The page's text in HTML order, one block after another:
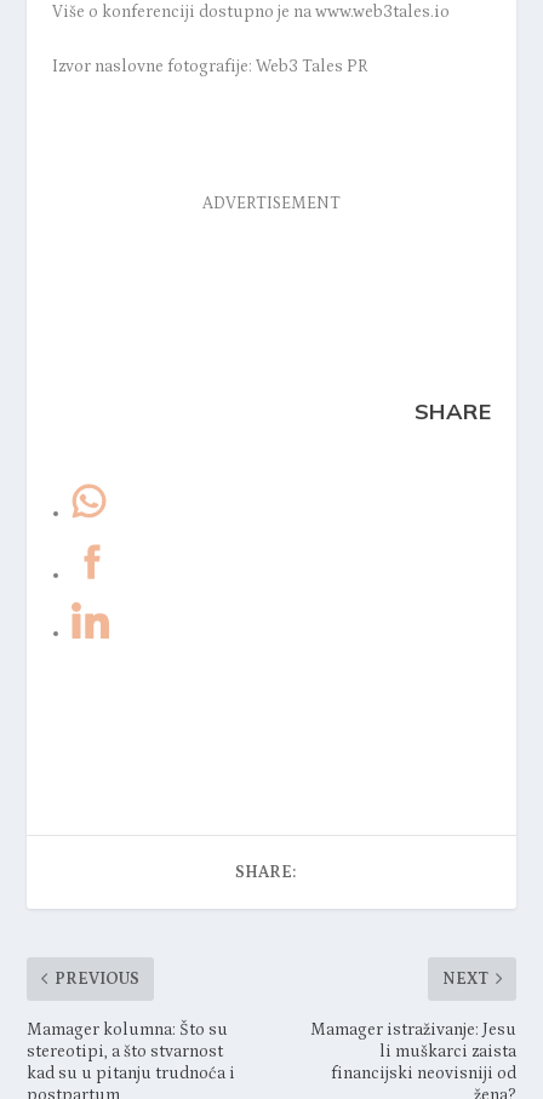
Više o konferenciji dostupno je na www.web3tales.io
Izvor naslovne fotografije: Web3 Tales PR
ADVERTISEMENT
SHARE
PREVIOUS NEXT